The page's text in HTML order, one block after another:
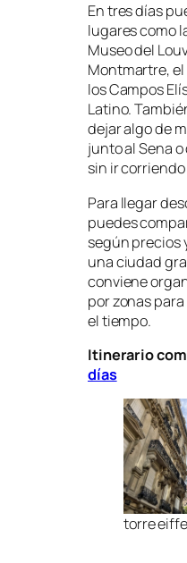
En tres días
lugares como
Museo del
Montmartre,
los Campos
Latino.
dejar algo de
junto al Sena
sin ir
Para llegar
puedes
según precios
una ciudad
conviene
por zonas
el tiempo.
Itinerario
días
torre